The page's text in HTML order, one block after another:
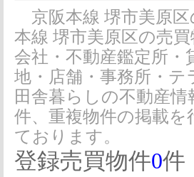
京阪本線 堺市美原区
本線 堺市美原区の売
会社・不動産鑑定所
地・店舗・事務所・
田舎暮らしの不動産
件、重複物件の掲載
ております。
登録売買物件0